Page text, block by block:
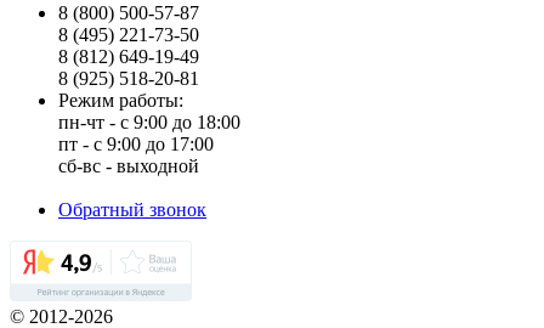
8 (800) 500-57-87
8 (495) 221-73-50
8 (812) 649-19-49
8 (925) 518-20-81
Режим работы:
пн-чт - с 9:00 до 18:00
пт - с 9:00 до 17:00
сб-вс - выходной
Обратный звонок
© 2012-2026